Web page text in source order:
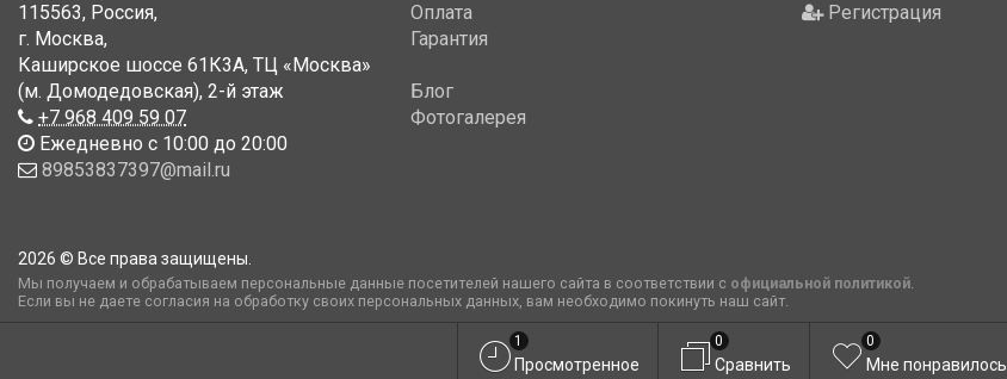
115563, Россия,
г. Москва,
Каширское шоссе 61К3А, ТЦ «Москва»
(м. Домодедовская), 2-й этаж
+7 968 409 59 07
Ежедневно с 10:00 до 20:00
89853837397@mail.ru
Оплата
Гарантия
Блог
Фотогалерея
Регистрация
2026 © Все права защищены.
Мы получаем и обрабатываем персональные данные посетителей нашего сайта в соответствии с официальной политикой.
Если вы не даете согласия на обработку своих персональных данных, вам необходимо покинуть наш сайт.
Просмотренное
1
Сравнить
0
Мне понравилось
0